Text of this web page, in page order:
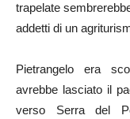
trapelate
addetti di un
Pietrangelo era
avrebbe lasciato il
verso Serra del